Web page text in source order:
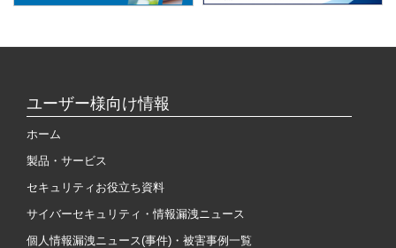
ユーザー様向け情報
ホーム
製品・サービス
セキュリティお役立ち資料
サイバーセキュリティ・情報漏洩ニュース
個人情報漏洩ニュース(事件)・被害事例一覧